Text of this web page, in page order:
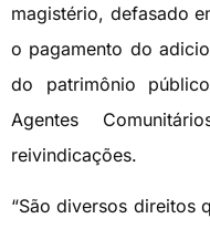
magistério, defasado
o pagamento do
do patrimônio
Agentes
reivindicações.
“São diversos direitos